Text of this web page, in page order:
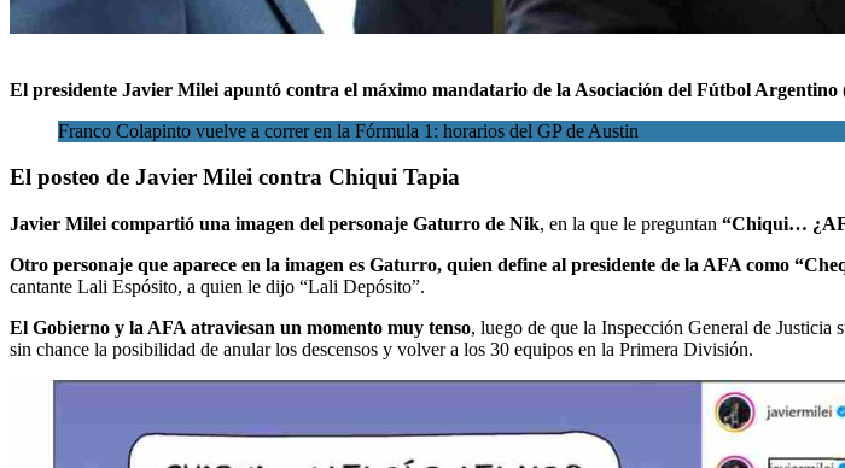
El presidente Javier Milei apuntó contra el máximo mandatario de la Asociación del Fútbol Argentino
Franco Colapinto vuelve a correr en la Fórmula 1: horarios del GP de Austin
El posteo de Javier Milei contra Chiqui Tapia
Javier Milei compartió una imagen del personaje Gaturro de Nik, en la que le preguntan “Chiqui…
Otro personaje que aparece en la imagen es Gaturro, quien define al presidente de la AFA como
cantante Lali Espósito, a quien le dijo “Lali Depósito”.
El Gobierno y la AFA atraviesan un momento muy tenso, luego de que la Inspección General de Justicia
sin chance la posibilidad de anular los descensos y volver a los 30 equipos en la Primera División.